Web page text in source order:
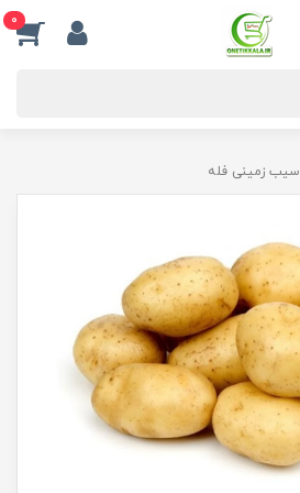
0
سیب زمینی فله